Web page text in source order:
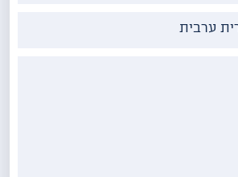
ערבית